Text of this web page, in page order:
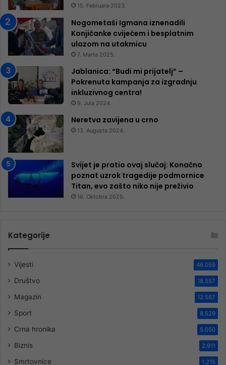
15. Februara 2023.
Nogometaši Igmana iznenadili
Konjičanke cvijećem i besplatnim
ulazom na utakmicu
7. Marta 2025.
Jablanica: “Budi mi prijatelj” –
Pokrenuta kampanja za izgradnju
inkluzivnog centra!
9. Jula 2024.
Neretva zavijena u crno
13. Augusta 2024.
Svijet je pratio ovaj slučaj: Konačno
poznat uzrok tragedije podmornice
Titan, evo zašto niko nije preživio
16. Oktobra 2025.
Kategorije
Vijesti 46.059
Društvo 18.557
Magazin 12.567
Sport 8.529
Crna hronika 5.050
Biznis 2.911
Smrtovnice 1.215